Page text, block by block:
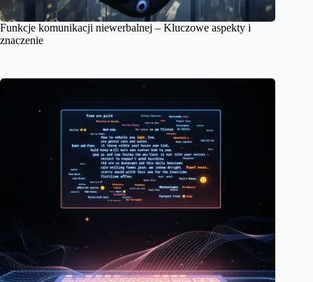
Funkcje komunikacji niewerbalnej – Kluczowe aspekty i
znaczenie